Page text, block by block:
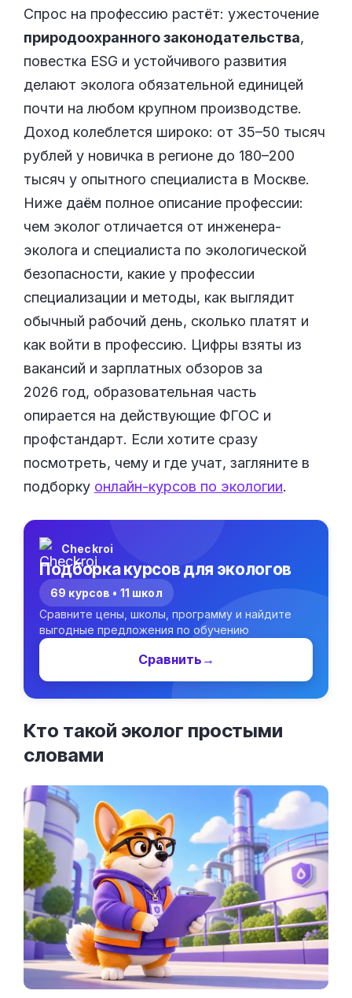
Спрос на профессию растёт: ужесточение
природоохранного законодательства,
повестка ESG и устойчивого развития
делают эколога обязательной единицей
почти на любом крупном производстве.
Доход колеблется широко: от 35–50 тысяч
рублей у новичка в регионе до 180–200
тысяч у опытного специалиста в Москве.
Ниже даём полное описание профессии:
чем эколог отличается от инженера-
эколога и специалиста по экологической
безопасности, какие у профессии
специализации и методы, как выглядит
обычный рабочий день, сколько платят и
как войти в профессию. Цифры взяты из
вакансий и зарплатных обзоров за
2026 год, образовательная часть
опирается на действующие ФГОС и
профстандарт. Если хотите сразу
посмотреть, чему и где учат, загляните в
подборку онлайн-курсов по экологии.
Checkroi
Подборка курсов для экологов
69 курсов • 11 школ
Сравните цены, школы, программу и найдите
выгодные предложения по обучению
Сравнить →
Кто такой эколог простыми
словами